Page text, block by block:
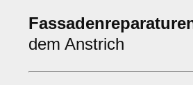
dem Anstrich